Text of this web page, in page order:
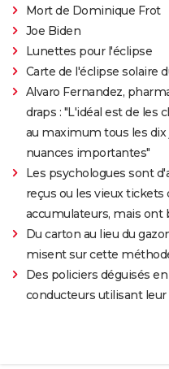
Mort de Dominique Frot
Joe Biden
Lunettes pour l'éclipse
Carte de l'éclipse solaire
Alvaro Fernandez,
draps : "L'idéal est de les
au maximum tous les dix
nuances importantes"
Les psychologues sont
reçus ou les vieux tickets
accumulateurs, mais ont
Du carton au lieu du
misent sur cette
Des policiers déguisés
conducteurs utilisant